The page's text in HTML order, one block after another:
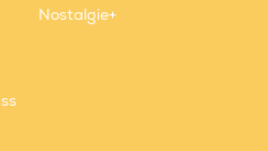
Nostalgie+